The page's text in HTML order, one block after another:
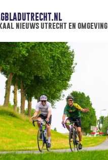
nieuws utrecht en omgeving